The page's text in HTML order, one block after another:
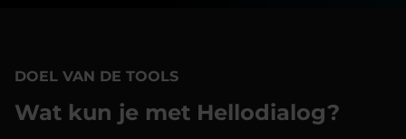
DOEL VAN DE TOOLS
Wat kun je met Hellodialog?